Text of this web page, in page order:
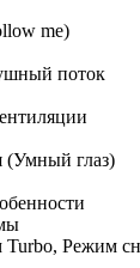
me)
поток
(Умный глаз)
Режим